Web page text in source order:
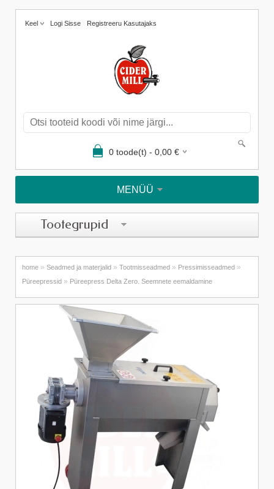
Keel Logi Sisse Registreeru Kasutajaks
0toode(t) - 0,00€
MENÜÜ
Tootegrupid
home » Seadmed ja materjalid » Tootmisseadmed » Pressimisseadmed »
Püreepressid » Püreepress Delta Zero. Seemnete eemaldamine